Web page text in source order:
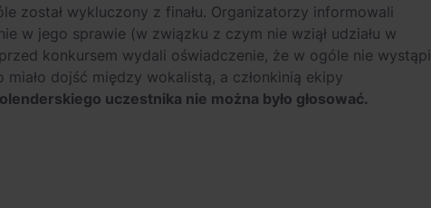
został wykluczony z finału. Organizatorzy informowali
w jego sprawie (w związku z czym nie wziął udziału w
konkursem wydali oświadczenie, że w ogóle nie wystąpi
dojść między wokalistą, a członkinią ekipy
uczestnika nie można było głosować.